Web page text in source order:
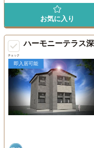
お気に入り
チェック
ハーモニーテラス
即入居可能